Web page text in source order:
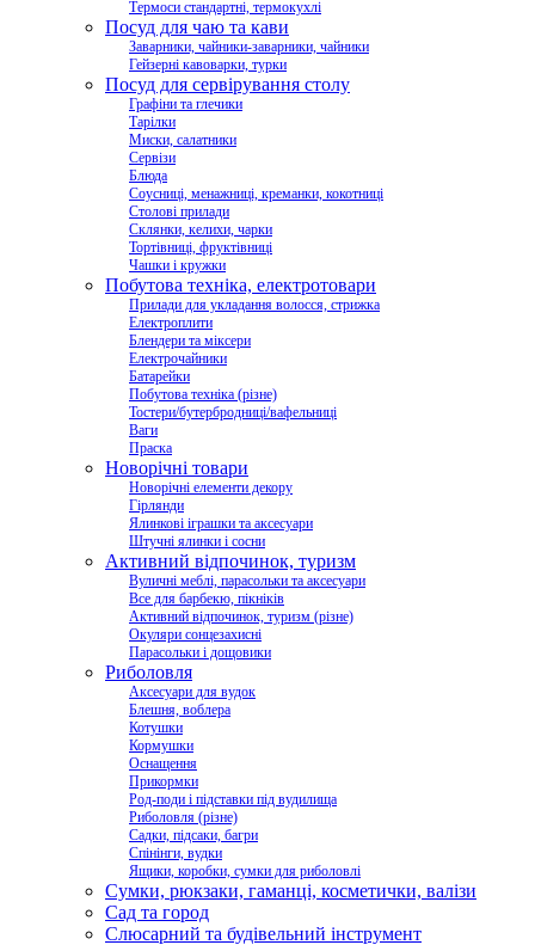
Термоси стандартні, термокухлі
Посуд для чаю та кави
Заварники, чайники-заварники, чайники
Гейзерні кавоварки, турки
Посуд для сервірування столу
Графіни та глечики
Тарілки
Миски, салатники
Сервізи
Блюда
Соусниці, менажниці, креманки, кокотниці
Столові прилади
Склянки, келихи, чарки
Тортівниці, фруктівниці
Чашки і кружки
Побутова техніка, електротовари
Прилади для укладання волосся, стрижка
Електроплити
Блендери та міксери
Електрочайники
Батарейки
Побутова техніка (різне)
Тостери/бутербродниці/вафельниці
Ваги
Праска
Новорічні товари
Новорічні елементи декору
Гірлянди
Ялинкові іграшки та аксесуари
Штучні ялинки і сосни
Активний відпочинок, туризм
Вуличні меблі, парасольки та аксесуари
Все для барбекю, пікніків
Активний відпочинок, туризм (різне)
Окуляри сонцезахисні
Парасольки і дощовики
Риболовля
Аксесуари для вудок
Блешня, воблера
Котушки
Кормушки
Оснащення
Прикормки
Род-поди і підставки під вудилища
Риболовля (різне)
Садки, підсаки, багри
Спінінги, вудки
Ящики, коробки, сумки для риболовлі
Сумки, рюкзаки, гаманці, косметички, валізи
Сад та город
Слюсарний та будівельний інструмент